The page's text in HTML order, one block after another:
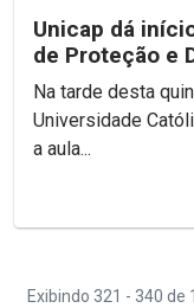
Unicap dá
de Proteção e
Na tarde desta
Universidade
a aula...
Exibindo 321 - 340 de